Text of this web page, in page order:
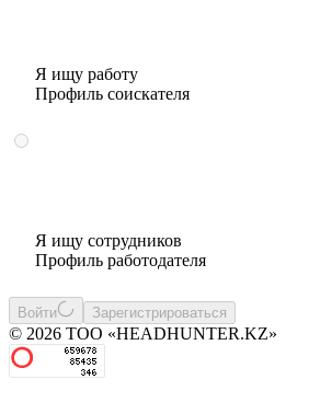
Я ищу работу
Профиль соискателя
Я ищу сотрудников
Профиль работодателя
Войти Зарегистрироваться
© 2026 ТОО «HEADHUNTER.KZ»